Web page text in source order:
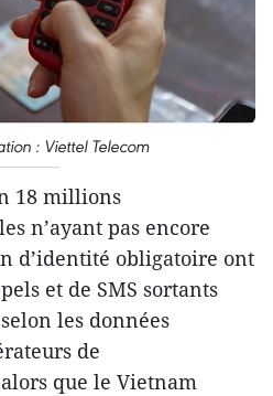
: Viettel Telecom
18 millions
n’ayant pas encore
d’identité obligatoire ont
et de SMS sortants
les données
de
que le Vietnam